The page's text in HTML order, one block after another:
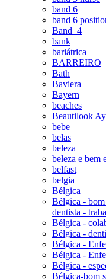
band 6
band 6
Band_4
bank
bariátrica
BARREIRO
Bath
Baviera
Bayern
beaches
Beautilook
bebe
belas
beleza
beleza e bem
belfast
belgia
Bélgica
Bélgica -
dentista -
Bélgica -
Bélgica -
Bélgica -
Bélgica -
Bélgica -
Bélgica-bom